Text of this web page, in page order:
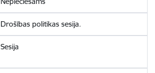
Drošības politikas sesija.
Sesija